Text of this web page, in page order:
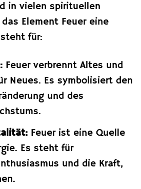
in vielen spirituellen
Element Feuer eine
für:
Feuer verbrennt Altes und
Neues. Es symbolisiert den
und des
Feuer ist eine Quelle
Es steht für
und die Kraft,